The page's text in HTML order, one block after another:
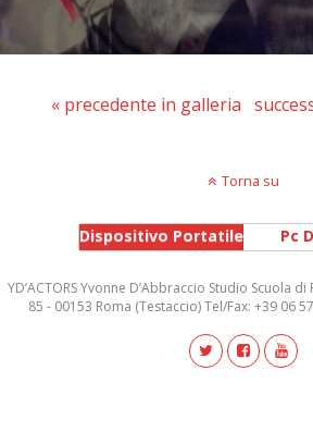
« precedente in galleria
Torna su
Dispositivo Portatile Pc
YD’ACTORS Yvonne D’Abbraccio Studio Scuola
85 - 00153 Roma (Testaccio) Tel/Fax: +39 06